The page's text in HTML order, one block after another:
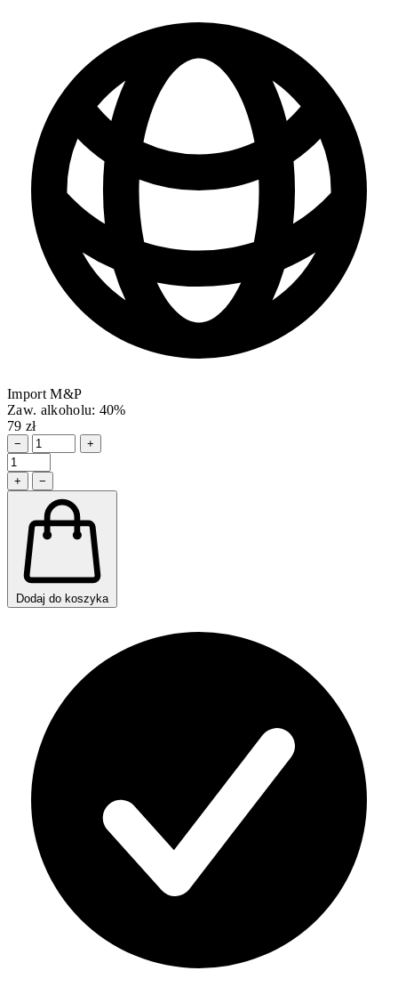
Import M&P
Zaw. alkoholu: 40%
79 zł
− +
+ −
Dodaj do koszyka